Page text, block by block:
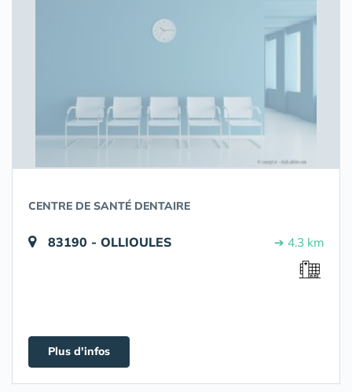
CENTRE DE SANTÉ DENTAIRE
83190 - OLLIOULES ➔ 4.3 km
Plus d'infos